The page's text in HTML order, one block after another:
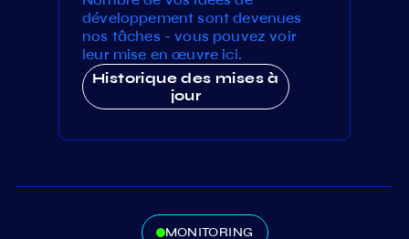
développement sont devenues
nos tâches - vous pouvez voir
leur mise en œuvre ici.
Historique des mises à
jour
MONITORING